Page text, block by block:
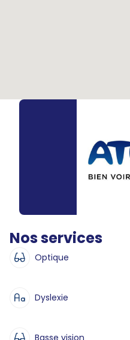
Nos services
Optique
Dyslexie
Basse vision